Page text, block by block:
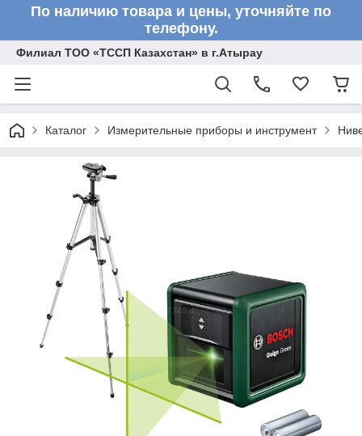
По наличию товара и цены, уточняйте по
телефону.
Филиал ТОО «ТССП Казахстан» в г.Атырау
Каталог Измерительные приборы и инструмент